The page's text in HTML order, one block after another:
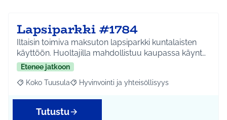
Lapsiparkki #1784
Iltaisin toimiva maksuton lapsiparkki kuntalaisten
käyttöön. Huoltajilla mahdollistuu kaupassa käynt…
Etenee jatkoon
Rajaa tulokset aihepiirin mukaan: Koko Tuusula
Koko Tuusula Rajaa tulokset teeman mukaan: Hyvinvointi ja
Hyvinvointi ja yhteisöllisyys
Tutustu